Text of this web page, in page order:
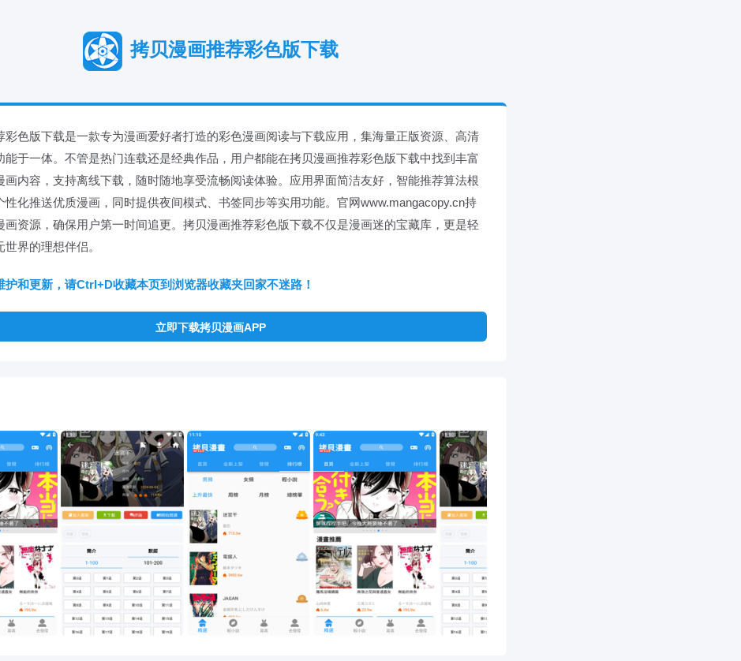
拷贝漫画推荐彩色版下载
彩色版下载是一款专为漫画爱好者打造的彩色漫画阅读与下载应用，集海量正版资源、高清
能于一体。不管是热门连载还是经典作品，用户都能在拷贝漫画推荐彩色版下载中找到丰富
画内容，支持离线下载，随时随地享受流畅阅读体验。应用界面简洁友好，智能推荐算法根
性化推送优质漫画，同时提供夜间模式、书签同步等实用功能。官网www.mangacopy.cn持
画资源，确保用户第一时间追更。拷贝漫画推荐彩色版下载不仅是漫画迷的宝藏库，更是轻
界的理想伴侣。
护和更新，请Ctrl+D收藏本页到浏览器收藏夹回家不迷路！
立即下载拷贝漫画APP